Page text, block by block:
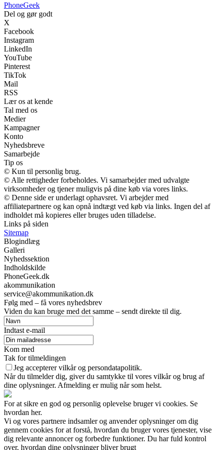
PhoneGeek
Del og gør godt
X
Facebook
Instagram
LinkedIn
YouTube
Pinterest
TikTok
Mail
RSS
Lær os at kende
Tal med os
Medier
Kampagner
Konto
Nyhedsbreve
Samarbejde
Tip os
© Kun til personlig brug.
© Alle rettigheder forbeholdes. Vi samarbejder med udvalgte
virksomheder og tjener muligvis på dine køb via vores links.
© Denne side er underlagt ophavsret. Vi arbejder med
affiliatepartnere og kan opnå indtægt ved køb via links. Ingen del af
indholdet må kopieres eller bruges uden tilladelse.
Links på siden
Sitemap
Blogindlæg
Galleri
Nyhedssektion
Indholdskilde
PhoneGeek.dk
akommunikation
service@akommunikation.dk
Følg med – få vores nyhedsbrev
Viden du kan bruge med det samme – sendt direkte til dig.
Indtast e-mail
Kom med
Tak for tilmeldingen
Jeg accepterer vilkår og persondatapolitik.
Når du tilmelder dig, giver du samtykke til vores vilkår og brug af
dine oplysninger. Afmelding er mulig når som helst.
For at sikre en god og personlig oplevelse bruger vi cookies. Se
hvordan her.
Vi og vores partnere indsamler og anvender oplysninger om dig
gennem cookies for at forstå, hvordan du bruger vores tjenester, vise
dig relevante annoncer og forbedre funktioner. Du har fuld kontrol
over, hvordan dine oplysninger bliver brugt